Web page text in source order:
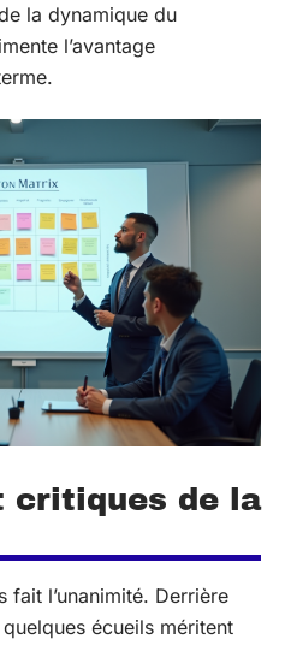
la dynamique du
l’avantage
critiques de la
fait l’unanimité. Derrière
écueils méritent